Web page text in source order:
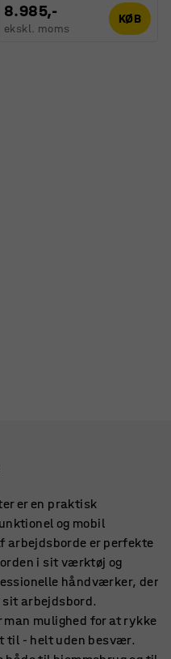
8.985,-
ekskl. moms
KØB
er en praktisk
og mobil
arbejdsborde er perfekte
i sit værktøj og
håndværker, der
arbejdsbord.
mulighed for at rykke
til - helt uden besvær.